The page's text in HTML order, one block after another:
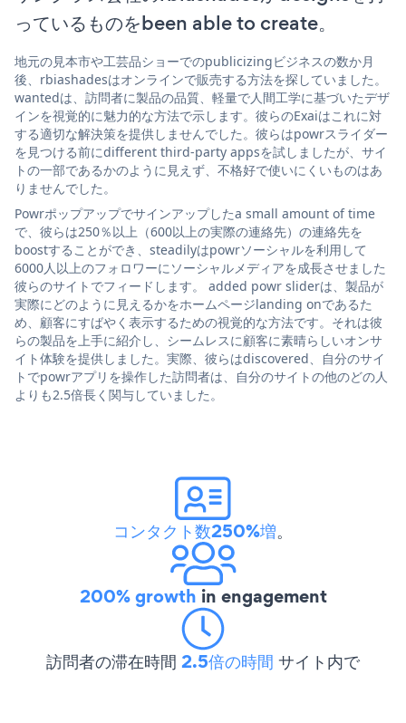
っているものをbeen able to create。
地元の見本市や工芸品ショーでのpublicizingビジネスの数か月
後、rbiashadesはオンラインで販売する方法を探していました。
wantedは、訪問者に製品の品質、軽量で人間工学に基づいたデザ
インを視覚的に魅力的な方法で示します。彼らのExaiはこれに対
する適切な解決策を提供しませんでした。彼らはpowrスライダー
を見つける前にdifferent third-party appsを試しましたが、サイ
トの一部であるかのように見えず、不格好で使いにくいものはあ
りませんでした。
Powrポップアップでサインアップしたa small amount of time
で、彼らは250％以上（600以上の実際の連絡先）の連絡先を
boostすることができ、steadilyはpowrソーシャルを利用して
6000人以上のフォロワーにソーシャルメディアを成長させました
彼らのサイトでフィードします。 added powr sliderは、製品が
実際にどのように見えるかをホームページlanding onであるた
め、顧客にすばやく表示するための視覚的な方法です。それは彼
らの製品を上手に紹介し、シームレスに顧客に素晴らしいオンサ
イト体験を提供しました。実際、彼らはdiscovered、自分のサイ
トでpowrアプリを操作した訪問者は、自分のサイトの他のどの人
よりも2.5倍長く関与していました。
コンタクト数250%増。
200% growth in engagement
訪問者の滞在時間 2.5倍の時間 サイト内で